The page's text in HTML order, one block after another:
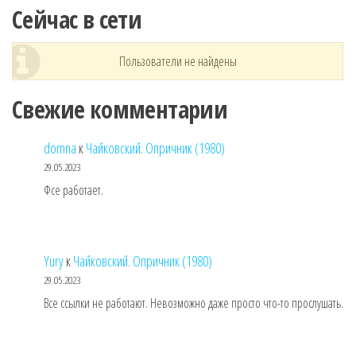
Сейчас в сети
Пользователи не найдены
Свежие комментарии
domna кЧайковский. Опричник (1980)
29.05.2023
Фсе работает.
YuryкЧайковский. Опричник (1980)
29.05.2023
Все ссылки не работают. Невозможно даже просто что-то прослушать.